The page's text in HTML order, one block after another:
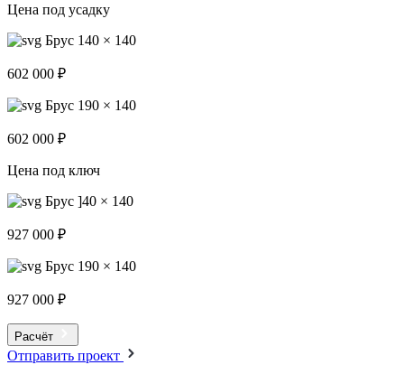
Цена под усадку
Брус 140 × 140
602 000 ₽
Брус 190 × 140
602 000 ₽
Цена под ключ
Брус ]40 × 140
927 000 ₽
Брус 190 × 140
927 000 ₽
Расчёт
Отправить проект